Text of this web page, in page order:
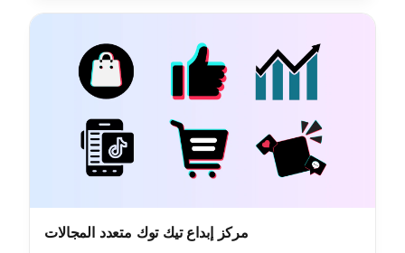
مركز إبداع تيك توك متعدد المجالات